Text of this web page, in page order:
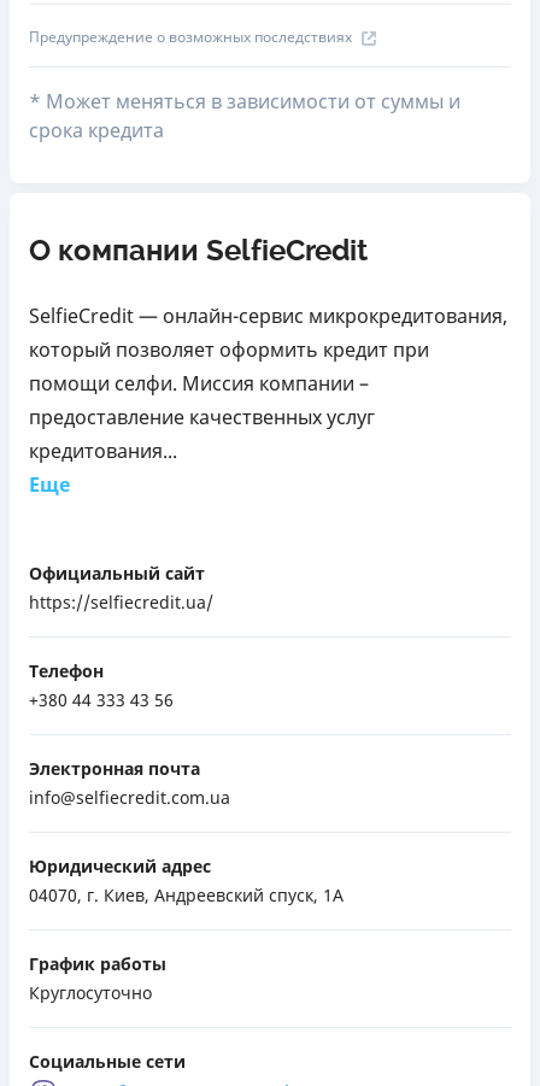
Предупреждение о возможных последствиях
* Может меняться в зависимости от суммы и
срока кредита
О компании SelfieCredit
SelfieCredit — онлайн-сервис микрокредитования,
который позволяет оформить кредит при
помощи селфи. Миссия компании –
предоставление качественных услуг
кредитования...
Еще
Официальный сайт
https://selfiecredit.ua/
Телефон
+380 44 333 43 56
Электронная почта
info@selfiecredit.com.ua
Юридический адрес
04070, г. Киев, Андреевский спуск, 1А
График работы
Круглосуточно
Социальные сети